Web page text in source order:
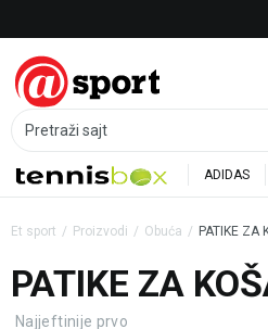
Pretraži sajt
ADIDAS
Et sport Proizvodi Obuća PATIKE ZA
PATIKE ZA